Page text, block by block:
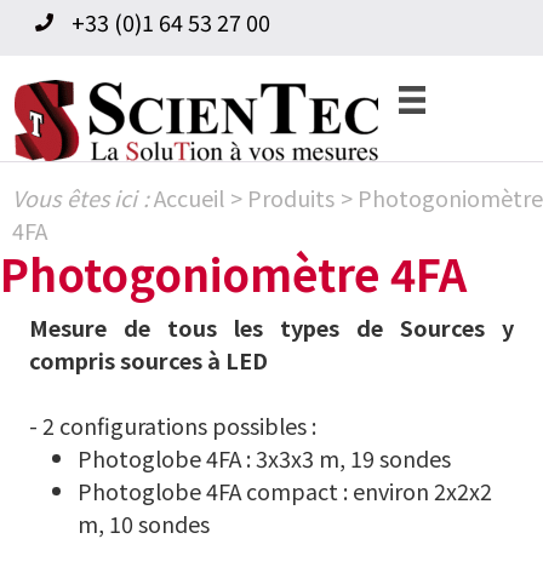
primary
navigation
content
+33 (0)1 64 53 27 00
Vous êtes ici :Accueil > Produits > Photogoniomètre
4FA
Photogoniomètre 4FA
Mesure de tous les types de Sources y
compris sources à LED
- 2 configurations possibles :
Photoglobe 4FA : 3x3x3 m, 19 sondes
Photoglobe 4FA compact : environ 2x2x2
m, 10 sondes